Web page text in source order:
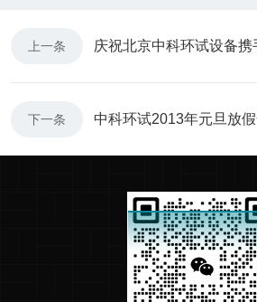
上一条
下一条 中科环试2013年元旦放